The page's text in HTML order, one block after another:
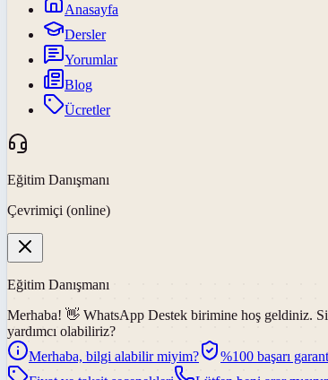
Anasayfa
Dersler
Yorumlar
Blog
Ücretler
Eğitim Danışmanı
Çevrimiçi (online)
Eğitim Danışmanı
Merhaba! 👋 WhatsApp Destek birimine hoş geldiniz.
yardımcı olabiliriz?
Merhaba, bilgi alabilir miyim?
%100 başarı